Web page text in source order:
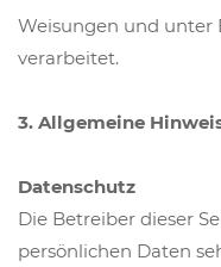
Weisungen und unter
verarbeitet.
3. Allgemeine
Datenschutz
Die Betreiber dieser
persönlichen Daten